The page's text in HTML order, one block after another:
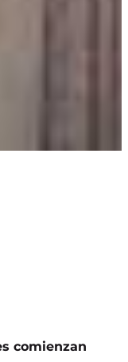
comienzan